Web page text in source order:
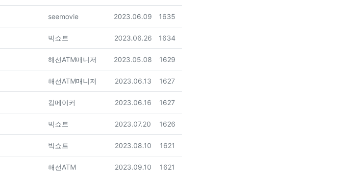
등록자
seemovie 등록일
2023.06.09 조회
1635
등록자
빅쇼트 등록일
2023.06.26 조회
1634
등록자
해선ATM매니저 등록일
2023.05.08 조회
1629
등록자
해선ATM매니저 등록일
2023.06.13 조회
1627
등록자
킹메이커 등록일
2023.06.16 조회
1627
등록자
빅쇼트 등록일
2023.07.20 조회
1626
등록자
빅쇼트 등록일
2023.08.10 조회
1621
등록자
해선ATM 등록일
2023.09.10 조회
1621